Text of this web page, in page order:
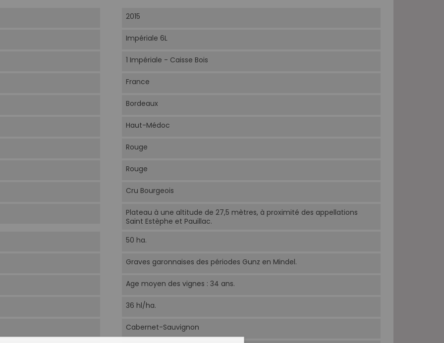
2015
Impériale 6L
1 Impériale - Caisse Bois
France
Bordeaux
Haut-Médoc
Rouge
Rouge
Cru Bourgeois
Plateau à une altitude de 27,5 mètres, à proximité des appellations
Saint Estèphe et Pauillac.
50 ha.
Graves garonnaises des périodes Gunz en Mindel.
Age moyen des vignes : 34 ans.
36 hl/ha.
Cabernet-Sauvignon